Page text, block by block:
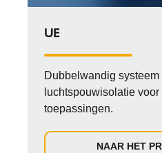
UE
Dubbelwandig systeem
luchtspouwisolatie
toepassingen.
NAAR HET